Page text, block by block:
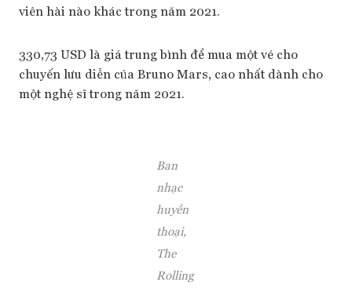
viên hài nào khác trong năm 2021.
330,73 USD là giá trung bình để mua một vé cho
chuyến lưu diễn của Bruno Mars, cao nhất dành cho
một nghệ sĩ trong năm 2021.
Ban
nhạc
huyền
thoại,
The
Rolling